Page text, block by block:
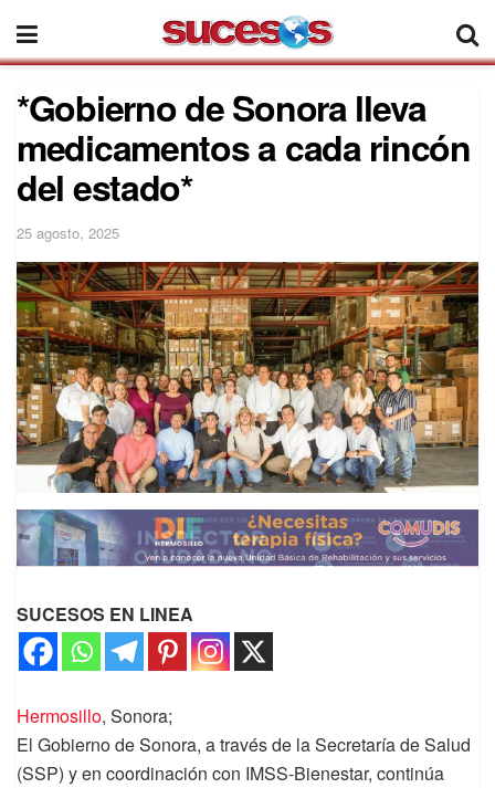
*Gobierno de Sonora lleva
medicamentos a cada rincón
del estado*
25 agosto, 2025
SUCESOS EN LINEA
Hermosillo, Sonora;
El Gobierno de Sonora, a través de la Secretaría de Salud
(SSP) y en coordinación con IMSS-Bienestar, continúa